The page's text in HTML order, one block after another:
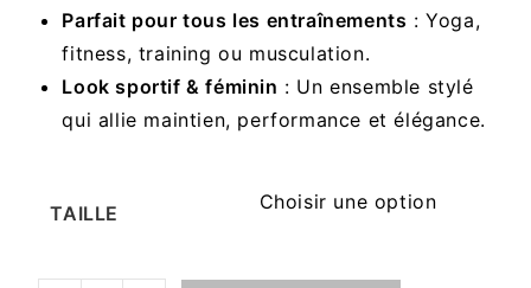
Parfait pour tous les entraînements : Yoga,
fitness, training ou musculation.
Look sportif & féminin : Un ensemble stylé
qui allie maintien, performance et élégance.
TAILLE Choisir une option